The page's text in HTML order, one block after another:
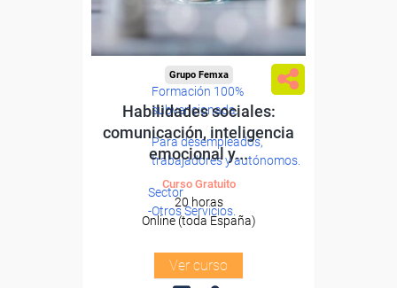
Formación 100%
subvencionada.
Para desempleados,
trabajadores y autónomos.
Sector
-Otros Servicios.
Grupo Femxa
Habilidades sociales:
comunicación, inteligencia
emocional y...
Curso Gratuito
20 horas
Online (toda España)
Ver curso